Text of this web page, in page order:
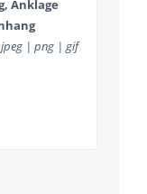
Anklage
jpeg | png | gif